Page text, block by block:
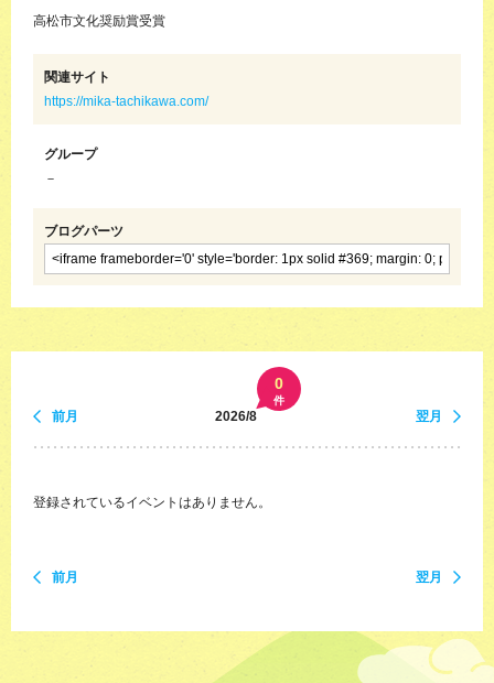
高松市文化奨励賞受賞
関連サイト
https://mika-tachikawa.com/
グループ
－
ブログパーツ
前月 2026/8
0
件
翌月
登録されているイベントはありません。
前月 翌月